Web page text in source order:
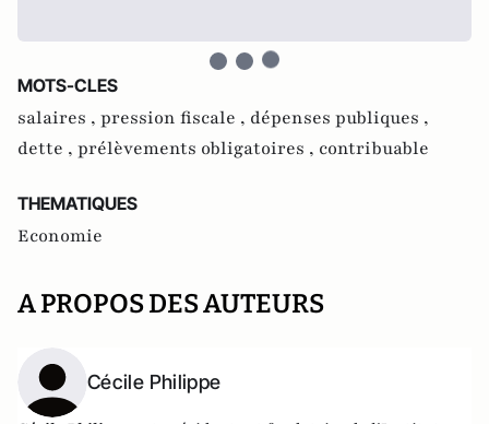
MOTS-CLES
salaires , pression fiscale , dépenses publiques ,
dette , prélèvements obligatoires , contribuable
THEMATIQUES
Economie
A PROPOS DES AUTEURS
Cécile Philippe